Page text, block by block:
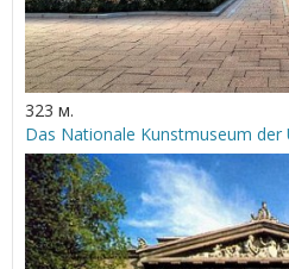
323 м.
Das Nationale Kunstmuseum der